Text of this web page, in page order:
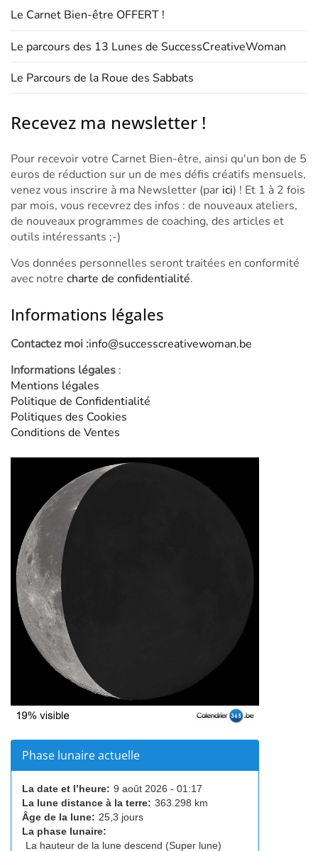
Le Carnet Bien-être OFFERT !
Le parcours des 13 Lunes de SuccessCreativeWoman
Le Parcours de la Roue des Sabbats
Recevez ma newsletter !
Pour recevoir votre Carnet Bien-être, ainsi qu'un bon de 5
euros de réduction sur un de mes défis créatifs mensuels,
venez vous inscrire à ma Newsletter (par ici) ! Et 1 à 2 fois
par mois, vous recevrez des infos : de nouveaux ateliers,
de nouveaux programmes de coaching, des articles et
outils intéressants ;-)
Vos données personnelles seront traitées en conformité
avec notre charte de confidentialité.
Informations légales
Contactez moi :info@successcreativewoman.be
Informations légales :
Mentions légales
Politique de Confidentialité
Politiques des Cookies
Conditions de Ventes
Phase lunaire actuelle
La date et l’heure: 9 août 2026 - 01:17
La lune distance à la terre: 363.298 km
Âge de la lune: 25,3 jours
La phase lunaire:
La hauteur de la lune descend (Super lune)